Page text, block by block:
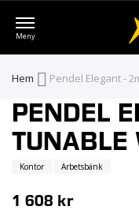
Hem Pendel Elegant -
Skip
to
the
end
of
Skip
to
the
beginning
of
PENDEL
TUNABLE
Kontor Arbetsbänk
1 608 kr